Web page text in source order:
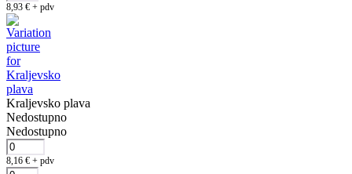
8,93 € + pdv
Kraljevsko plava
Nedostupno
Nedostupno
8,16 € + pdv